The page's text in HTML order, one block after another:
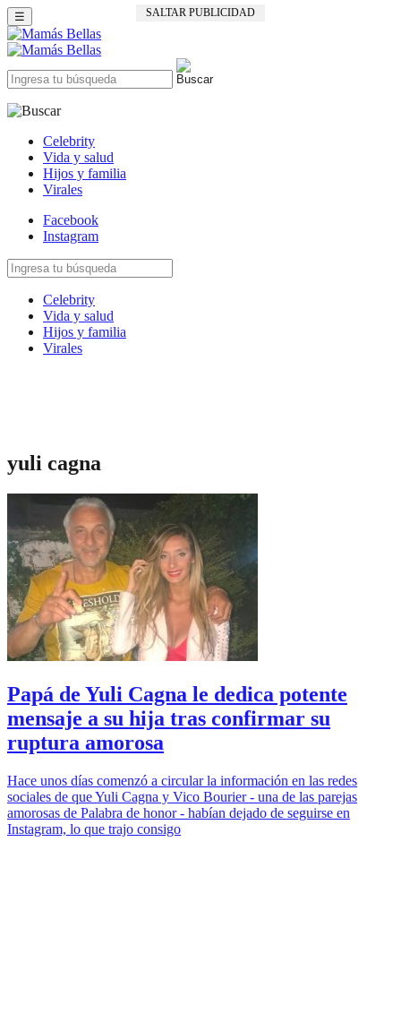
SALTAR PUBLICIDAD
☰
Celebrity
Vida y salud
Hijos y familia
Virales
Facebook
Instagram
Celebrity
Vida y salud
Hijos y familia
Virales
yuli cagna
Papá de Yuli Cagna le dedica potente
mensaje a su hija tras confirmar su
ruptura amorosa
Hace unos días comenzó a circular la información en las redes
sociales de que Yuli Cagna y Vico Bourier - una de las parejas
amorosas de Palabra de honor - habían dejado de seguirse en
Instagram, lo que trajo consigo